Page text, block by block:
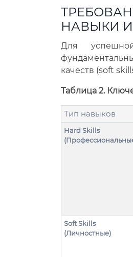
НАВЫКИ
Для
качеств (soft
Таблица 2.
Тип навыков
Hard Skills
Soft Skills
(Личностные)